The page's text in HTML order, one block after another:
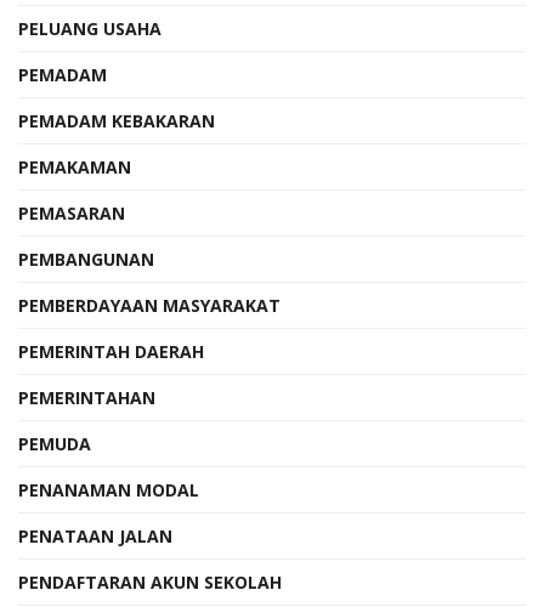
PELUANG USAHA
PEMADAM
PEMADAM KEBAKARAN
PEMAKAMAN
PEMASARAN
PEMBANGUNAN
PEMBERDAYAAN MASYARAKAT
PEMERINTAH DAERAH
PEMERINTAHAN
PEMUDA
PENANAMAN MODAL
PENATAAN JALAN
PENDAFTARAN AKUN SEKOLAH